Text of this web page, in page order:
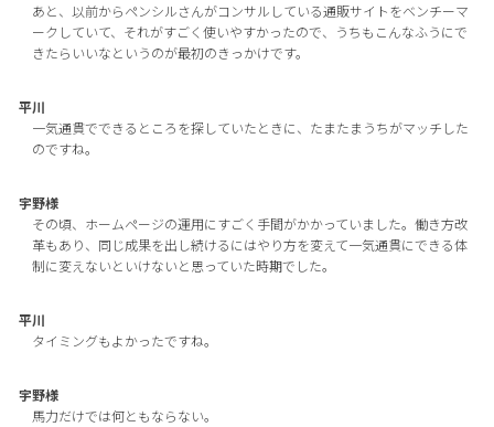
あと、以前からペンシルさんがコンサルしている通販サイトをベンチーマ
ークしていて、それがすごく使いやすかったので、うちもこんなふうにで
きたらいいなというのが最初のきっかけです。
平川
一気通貫でできるところを探していたときに、たまたまうちがマッチした
のですね。
宇野様
その頃、ホームページの運用にすごく手間がかかっていました。働き方改
革もあり、同じ成果を出し続けるにはやり方を変えて一気通貫にできる体
制に変えないといけないと思っていた時期でした。
平川
タイミングもよかったですね。
宇野様
馬力だけでは何ともならない。